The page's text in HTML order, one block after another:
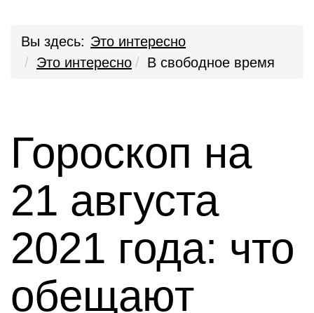
Вы здесь: Это интересно
Это интересно
В свободное время
Гороскоп на
21 августа
2021 года: что
обещают